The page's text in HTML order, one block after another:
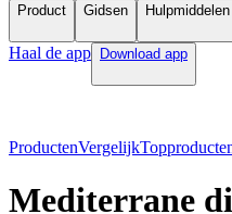
Product Gidsen Hulpmiddelen
Haal de app Download app
ProductenVergelijk
Mediterrane